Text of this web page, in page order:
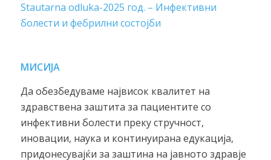
Stautarna odluka-2025 год. – Инфективни
болести и фебрилни состојби
МИСИЈА
Да обезбедуваме највисок квалитет на
здравствена заштита за пациентите со
инфективни болести преку стручност,
иновации, наука и континуирана едукација,
придонесувајќи за заштина на јавното здравје